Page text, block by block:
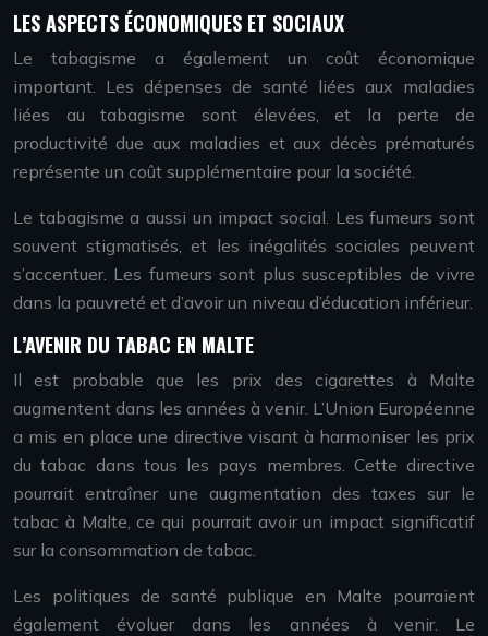
LES ASPECTS ÉCONOMIQUES ET SOCIAUX
Le tabagisme a également un coût économique
important. Les dépenses de santé liées aux maladies
liées au tabagisme sont élevées, et la perte de
productivité due aux maladies et aux décès prématurés
représente un coût supplémentaire pour la société.
Le tabagisme a aussi un impact social. Les fumeurs sont
souvent stigmatisés, et les inégalités sociales peuvent
s’accentuer. Les fumeurs sont plus susceptibles de vivre
dans la pauvreté et d’avoir un niveau d’éducation inférieur.
L’AVENIR DU TABAC EN MALTE
Il est probable que les prix des cigarettes à Malte
augmentent dans les années à venir. L’Union Européenne
a mis en place une directive visant à harmoniser les prix
du tabac dans tous les pays membres. Cette directive
pourrait entraîner une augmentation des taxes sur le
tabac à Malte, ce qui pourrait avoir un impact significatif
sur la consommation de tabac.
Les politiques de santé publique en Malte pourraient
également évoluer dans les années à venir. Le